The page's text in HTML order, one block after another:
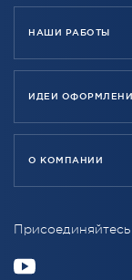
НАШИ РАБОТЫ
ИДЕИ
О КОМПАНИИ